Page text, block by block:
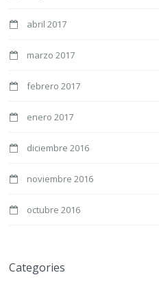
abril 2017
marzo 2017
febrero 2017
enero 2017
diciembre 2016
noviembre 2016
octubre 2016
Categories